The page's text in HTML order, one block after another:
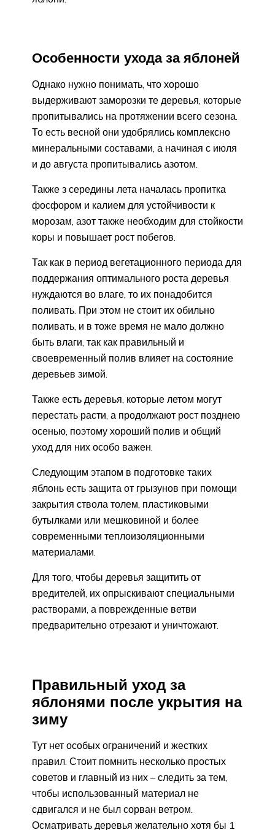
Особенности ухода за яблоней
Однако нужно понимать, что хорошо
выдерживают заморозки те деревья, которые
пропитывались на протяжении всего сезона.
То есть весной они удобрялись комплексно
минеральными составами, а начиная с июля
и до августа пропитывались азотом.
Также з середины лета началась пропитка
фосфором и калием для устойчивости к
морозам, азот также необходим для стойкости
коры и повышает рост побегов.
Так как в период вегетационного периода для
поддержания оптимального роста деревья
нуждаются во влаге, то их понадобится
поливать. При этом не стоит их обильно
поливать, и в тоже время не мало должно
быть влаги, так как правильный и
своевременный полив влияет на состояние
деревьев зимой.
Также есть деревья, которые летом могут
перестать расти, а продолжают рост позднею
осенью, поэтому хороший полив и общий
уход для них особо важен.
Следующим этапом в подготовке таких
яблонь есть защита от грызунов при помощи
закрытия ствола толем, пластиковыми
бутылками или мешковиной и более
современными теплоизоляционными
материалами.
Для того, чтобы деревья защитить от
вредителей, их опрыскивают специальными
растворами, а поврежденные ветви
предварительно отрезают и уничтожают.
Правильный уход за
яблонями после укрытия на
зиму
Тут нет особых ограничений и жестких
правил. Стоит помнить несколько простых
советов и главный из них – следить за тем,
чтобы использованный материал не
сдвигался и не был сорван ветром.
Осматривать деревья желательно хотя бы 1